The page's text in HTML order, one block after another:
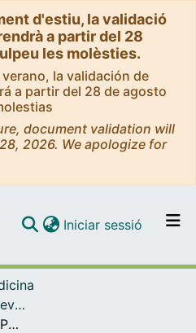
d'estiu, la validació
a partir del 28
les molèsties.
la validación de
a partir del 28 de agosto
document validation will
2026. We apologize for
Navega per tot el DD
Com publicar
Iniciar sessió (current)
Articles publicats en revistes (Biomedicina)
Discovery of the first PD-1 ligand encoded by a pathogen